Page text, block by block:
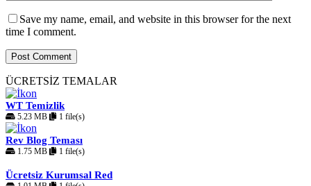
Save my name, email, and website in this browser for the next
time I comment.
ÜCRETSİZ TEMALAR
WT Temizlik
5.23 MB 1 file(s)
Rev Blog Teması
1.75 MB 1 file(s)
Ücretsiz Kurumsal Red